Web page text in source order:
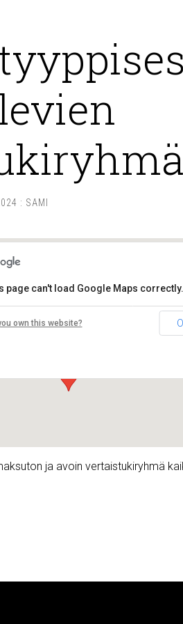
: SAMI
Lounais-Suomen – SYLI ry
Maariankatu 8 D 104 - Turku
page can't load Google Maps correctly.
own this website?
ja avoin vertaistukiryhmä